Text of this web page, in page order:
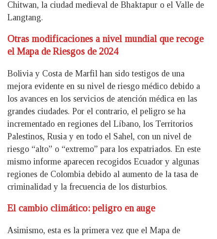
Chitwan, la ciudad medieval de Bhaktapur o el Valle de
Langtang.
Otras modificaciones a nivel mundial que recoge
el Mapa de Riesgos de 2024
Bolivia y Costa de Marfil han sido testigos de una
mejora evidente en su nivel de riesgo médico debido a
los avances en los servicios de atención médica en las
grandes ciudades. Por el contrario, el peligro se ha
incrementado en regiones del Líbano, los Territorios
Palestinos, Rusia y en todo el Sahel, con un nivel de
riesgo “alto” o “extremo” para los expatriados. En este
mismo informe aparecen recogidos Ecuador y algunas
regiones de Colombia debido al aumento de la tasa de
criminalidad y la frecuencia de los disturbios.
El cambio climático: peligro en auge
Asimismo, esta es la primera vez que el Mapa de